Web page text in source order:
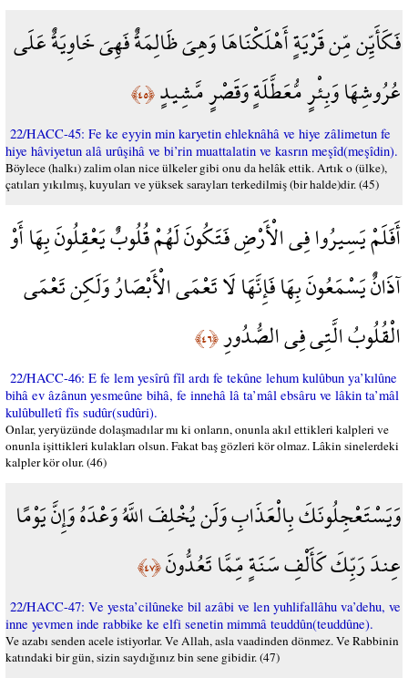
فَكَأَيِّن مِّن قَرْيَةٍ أَهْلَكْنَاهَا وَهِيَ ظَالِمَةٌ فَهِيَ خَاوِيَةٌ عَلَى
عُرُوشِهَا وَبِئْرٍ مُّعَطَّلَةٍ وَقَصْرٍ مَّشِيدٍ﴿٤٥﴾
22/HACC-45: Fe ke eyyin min karyetin ehleknâhâ ve hiye zâlimetun fe
hiye hâviyetun alâ urûşihâ ve bi’rin muattalatin ve kasrın meşîd(meşîdin).
Böylece (halkı) zalim olan nice ülkeler gibi onu da helâk ettik. Artık o (ülke),
çatıları yıkılmış, kuyuları ve yüksek sarayları terkedilmiş (bir halde)dir. (45)
أَفَلَمْ يَسِيرُوا فِي الْأَرْضِ فَتَكُونَ لَهُمْ قُلُوبٌ يَعْقِلُونَ بِهَا أَوْ
آذَانٌ يَسْمَعُونَ بِهَا فَإِنَّهَا لَا تَعْمَى الْأَبْصَارُ وَلَكِن تَعْمَى
الْقُلُوبُ الَّتِي فِي الصُّدُورِ﴿٤٦﴾
22/HACC-46: E fe lem yesîrû fîl ardı fe tekûne lehum kulûbun ya’kılûne
bihâ ev âzânun yesmeûne bihâ, fe innehâ lâ ta’mâl ebsâru ve lâkin ta’mâl
kulûbulletî fîs sudûr(sudûri).
Onlar, yeryüzünde dolaşmadılar mı ki onların, onunla akıl ettikleri kalpleri ve
onunla işittikleri kulakları olsun. Fakat baş gözleri kör olmaz. Lâkin sinelerdeki
kalpler kör olur. (46)
وَيَسْتَعْجِلُونَكَ بِالْعَذَابِ وَلَن يُخْلِفَ اللَّهُ وَعْدَهُ وَإِنَّ يَوْمًا
عِندَ رَبِّكَ كَأَلْفِ سَنَةٍ مِّمَّا تَعُدُّونَ﴿٤٧﴾
22/HACC-47: Ve yesta’cilûneke bil azâbi ve len yuhlifallâhu va’dehu, ve
inne yevmen inde rabbike ke elfi senetin mimmâ teuddûn(teuddûne).
Ve azabı senden acele istiyorlar. Ve Allah, asla vaadinden dönmez. Ve Rabbinin
katındaki bir gün, sizin saydığınız bin sene gibidir. (47)